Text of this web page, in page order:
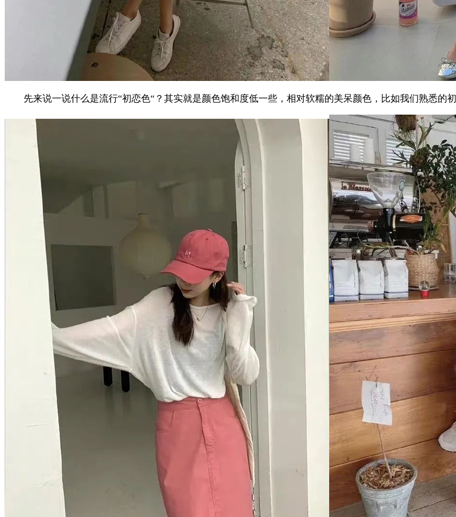
先来说一说什么是流行“初恋色“？其实就是颜色饱和度低一些，相对软糯的美呆颜色，比如我们熟悉的